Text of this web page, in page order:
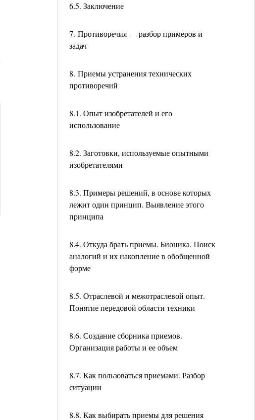
6.5. Заключение
7. Противоречия — разбор примеров и
задач
8. Приемы устранения технических
противоречий
8.1. Опыт изобретателей и его
использование
8.2. Заготовки, используемые опытными
изобретателями
8.3. Примеры решений, в основе которых
лежит один принцип. Выявление этого
принципа
8.4. Откуда брать приемы. Бионика. Поиск
аналогий и их накопление в обобщенной
форме
8.5. Отраслевой и межотраслевой опыт.
Понятие передовой области техники
8.6. Создание сборника приемов.
Организация работы и ее объем
8.7. Как пользоваться приемами. Разбор
ситуации
8.8. Как выбирать приемы для решения